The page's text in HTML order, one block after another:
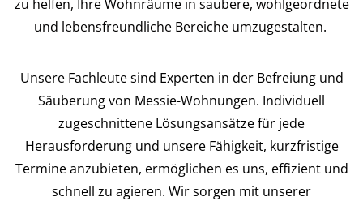
zu helfen, Ihre Wohnräume in saubere, wohlgeordnete
und lebensfreundliche Bereiche umzugestalten.
Unsere Fachleute sind Experten in der Befreiung und
Säuberung von Messie-Wohnungen. Individuell
zugeschnittene Lösungsansätze für jede
Herausforderung und unsere Fähigkeit, kurzfristige
Termine anzubieten, ermöglichen es uns, effizient und
schnell zu agieren. Wir sorgen mit unserer